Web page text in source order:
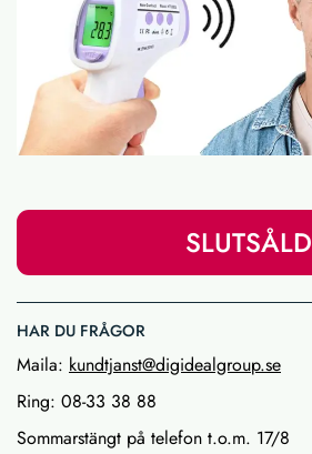
SLUTSÅLD
HAR DU FRÅGOR
Maila: kundtjanst@digidealgroup.se
Ring: 08-33 38 88
Sommarstängt på telefon t.o.m. 17/8